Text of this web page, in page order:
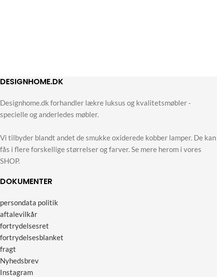
DESIGNHOME.DK
Designhome.dk forhandler lækre luksus og kvalitetsmøbler -
specielle og anderledes møbler.
Vi tilbyder blandt andet de smukke oxiderede kobber lamper. De kan
fås i flere forskellige størrelser og farver. Se mere herom i vores
SHOP.
DOKUMENTER
persondata politik
aftalevilkår
fortrydelsesret
fortrydelsesblanket
fragt
Nyhedsbrev
Instagram